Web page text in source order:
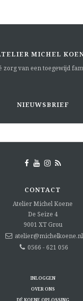
MICHEL
zorg van een toegewijd
NIEUWSBRIEF
CONTACT
Atelier Michel Koene
De Seize 4
9001 XT Grou
atelier@michelkoene.nl
0566 - 621 056
INLOGGEN
OVER ONS
DÉ KOENE OPLOSSING